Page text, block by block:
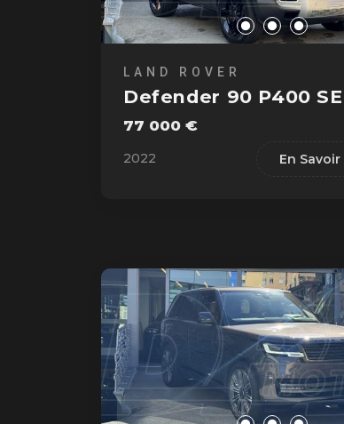
LAND ROVER
Defender 90 P400 SE
77 000 €
2022 En Savoir